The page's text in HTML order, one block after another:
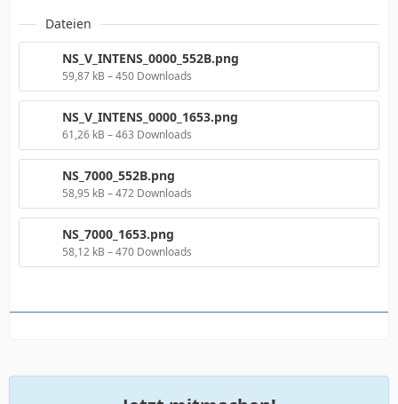
Dateien
NS_V_INTENS_0000_552B.png
59,87 kB – 450 Downloads
NS_V_INTENS_0000_1653.png
61,26 kB – 463 Downloads
NS_7000_552B.png
58,95 kB – 472 Downloads
NS_7000_1653.png
58,12 kB – 470 Downloads